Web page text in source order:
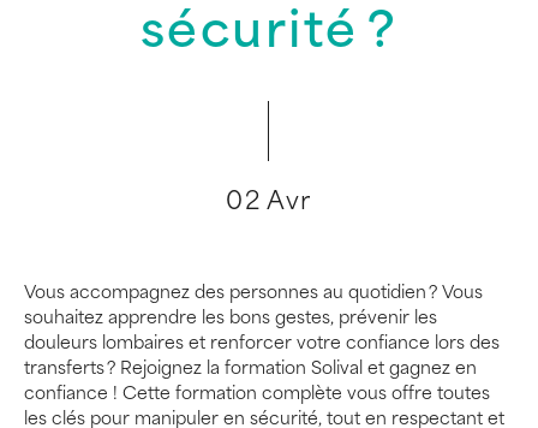
sécurité ?
02 Avr
Vous accompagnez des personnes au quotidien ? Vous
souhaitez apprendre les bons gestes, prévenir les
douleurs lombaires et renforcer votre confiance lors des
transferts ? Rejoignez la formation Solival et gagnez en
confiance ! Cette formation complète vous offre toutes
les clés pour manipuler en sécurité, tout en respectant et